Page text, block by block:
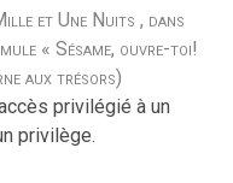
et Une Nuits , dans
« Sésame, ouvre-toi!
aux trésors)
privilégié à un
privilège.